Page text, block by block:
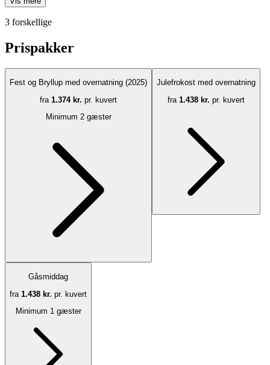
3 forskellige
Prispakker
Fest og Bryllup med overnatning (2025)
fra 1.374 kr. pr. kuvert
Minimum 2 gæster
Julefrokost med overnatning
fra 1.438 kr. pr. kuvert
Gåsmiddag
fra 1.438 kr. pr. kuvert
Minimum 1 gæster